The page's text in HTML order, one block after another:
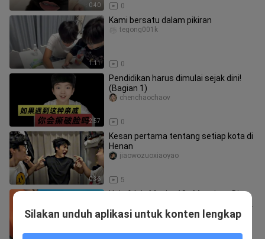
0:40 0
1:11
Kami bersatu dalam pikiran
0
tegong001k
2:57
Pendidikan harus dimulai sejak dini!
(Bagian 1)
0
chenchaochaov
0:36
Kesan pertama tentang setiap kota di
Henan
5
jiaowozuoxiaoyao
Upin & Ipin Musim 18 - Menginap Di
2024Dimasitho468
Silakan unduh aplikasi untuk konten lengkap